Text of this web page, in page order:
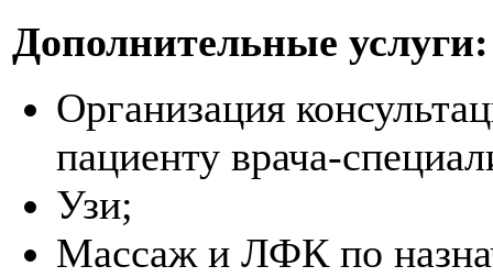
Дополнительные услуги:
Организация
пациенту врача-
Узи;
Массаж и ЛФК по